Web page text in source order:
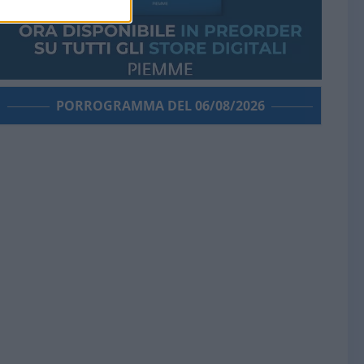
PORROGRAMMA DEL 06/08/2026